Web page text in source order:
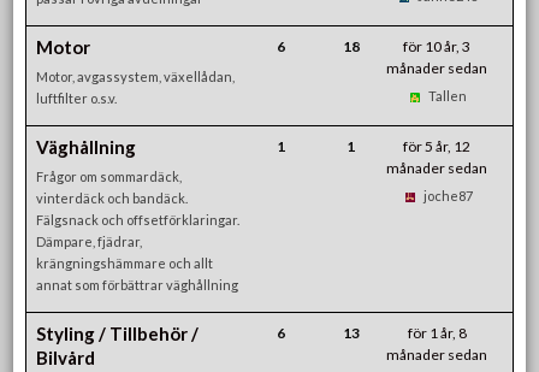
Motor
Motor, avgassystem, växellådan,
luftfilter o.s.v.
6 18
för 10 år, 3
månader sedan
Tallen
Väghållning
Frågor om sommardäck,
vinterdäck och bandäck.
Fälgsnack och offsetförklaringar.
Dämpare, fjädrar,
krängningshämmare och allt
annat som förbättrar väghållning
1 1
för 5 år, 12
månader sedan
joche87
Styling / Tillbehör /
Bilvård
6 13
för 1 år, 8
månader sedan